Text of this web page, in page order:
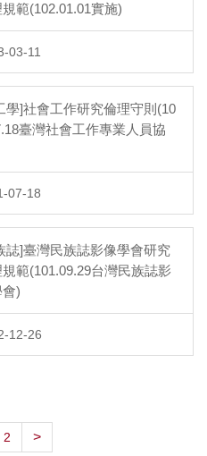
範(102.01.01實施)
03-11
學]社會工作研究倫理守則(10
臺灣社會工作專業人員協
07-18
誌]臺灣民族誌影像學會研究
範(101.09.29台灣民族誌影
)
12-26
2 >